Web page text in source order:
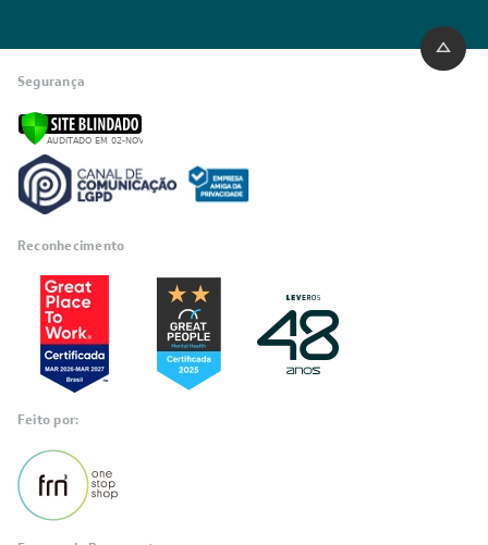
Segurança
Reconhecimento
Feito por: